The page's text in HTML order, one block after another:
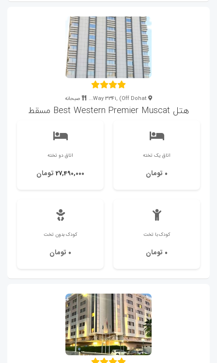
صبحانه
هتل Best Western Premier Muscat مسقط
اتاق یک تخته
0 تومان
اتاق دو تخته
27,490,000 تومان
کودک با تخت
0 تومان
کودک بدون تخت
0 تومان